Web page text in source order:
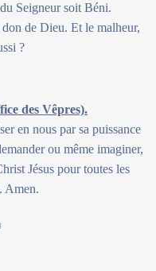
Seigneur soit Béni.
de Dieu. Et le malheur,
?
des Vêpres).
en nous par sa puissance
ou même imaginer,
Jésus pour toutes les
Amen.